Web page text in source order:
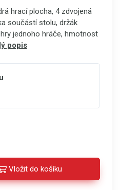
hrací plocha, 4 zdvojená
součástí stolu, držák
jednoho hráče, hmotnost
popis
Vložit do košíku